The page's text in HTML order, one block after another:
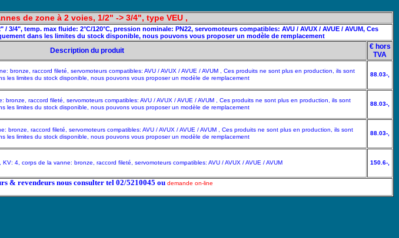
de zone à 2 voies, 1/2" -> 3/4", type VEU ,
4", temp. max fluide: 2°C/120°C, pression nominale: PN22, servomoteurs compatibles: AVU / AVUX / AVUE / AVUM, Ces
dans les limites du stock disponible, nous pouvons vous proposer un modèle de remplacement
Description du produit
€ hors
TVA
bronze, raccord fileté, servomoteurs compatibles: AVU / AVUX / AVUE / AVUM , Ces produits ne sont plus en production, ils sont
les limites du stock disponible, nous pouvons vous proposer un modèle de remplacement
88.03-,
raccord fileté, servomoteurs compatibles: AVU / AVUX / AVUE / AVUM , Ces produits ne sont plus en production, ils sont
les limites du stock disponible, nous pouvons vous proposer un modèle de remplacement
88.03-,
raccord fileté, servomoteurs compatibles: AVU / AVUX / AVUE / AVUM , Ces produits ne sont plus en production, ils sont
les limites du stock disponible, nous pouvons vous proposer un modèle de remplacement
88.03-,
4, corps de la vanne: bronze, raccord fileté, servomoteurs compatibles: AVU / AVUX / AVUE / AVUM 150.6-,
& revendeurs nous consulter tel 02/5210045 ou demande on-line